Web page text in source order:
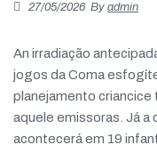
27/05/2026 By admin
An irradiação
jogos da Coma
planejamento
aquele emissoras. Já a
acontecerá em 19